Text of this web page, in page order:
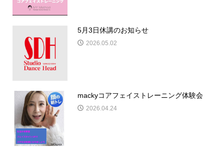
5月3日休講のお知らせ
2026.05.02
mackyコアフェイストレーニング体験会
2026.04.24